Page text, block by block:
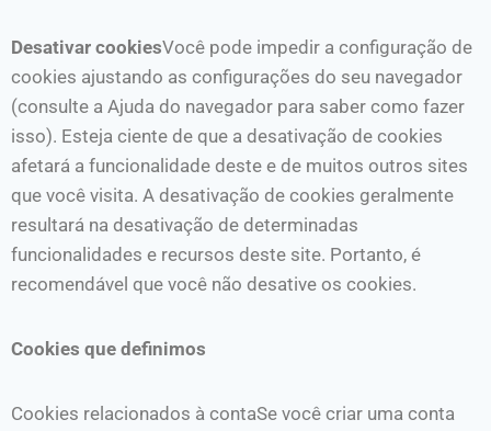
Desativar cookiesVocê pode impedir a configuração de
cookies ajustando as configurações do seu navegador
(consulte a Ajuda do navegador para saber como fazer
isso). Esteja ciente de que a desativação de cookies
afetará a funcionalidade deste e de muitos outros sites
que você visita. A desativação de cookies geralmente
resultará na desativação de determinadas
funcionalidades e recursos deste site. Portanto, é
recomendável que você não desative os cookies.
Cookies que definimos
Cookies relacionados à contaSe você criar uma conta